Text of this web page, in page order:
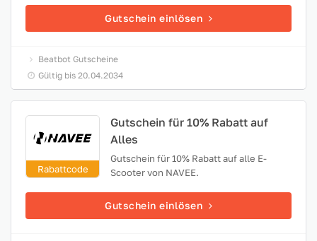
Gutschein einlösen
Beatbot Gutscheine
Gültig bis 20.04.2034
Rabattcode
Gutschein für 10% Rabatt auf
Alles
Gutschein für 10% Rabatt auf alle E-
Scooter von NAVEE.
Gutschein einlösen